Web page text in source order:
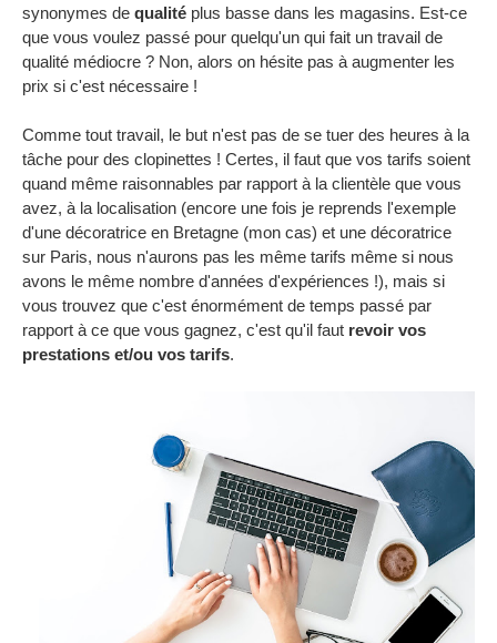
synonymes de qualité plus basse dans les magasins. Est-ce
que vous voulez passé pour quelqu'un qui fait un travail de
qualité médiocre ? Non, alors on hésite pas à augmenter les
prix si c'est nécessaire !
Comme tout travail, le but n'est pas de se tuer des heures à la
tâche pour des clopinettes ! Certes, il faut que vos tarifs soient
quand même raisonnables par rapport à la clientèle que vous
avez, à la localisation (encore une fois je reprends l'exemple
d'une décoratrice en Bretagne (mon cas) et une décoratrice
sur Paris, nous n'aurons pas les même tarifs même si nous
avons le même nombre d'années d'expériences !), mais si
vous trouvez que c'est énormément de temps passé par
rapport à ce que vous gagnez, c'est qu'il faut revoir vos
prestations et/ou vos tarifs.